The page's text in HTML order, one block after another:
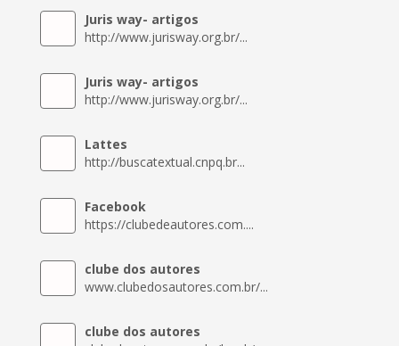
Juris way- artigos
http://www.jurisway.org.br/...
Juris way- artigos
http://www.jurisway.org.br/...
Lattes
http://buscatextual.cnpq.br...
Facebook
https://clubedeautores.com....
clube dos autores
www.clubedosautores.com.br/...
clube dos autores